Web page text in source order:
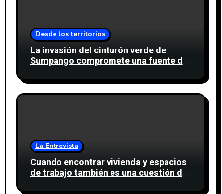
Desde los territorios
La invasión del cinturón verde de
Sumpango compromete una fuente de
La Entrevista
Cuando encontrar vivienda y espacios
de trabajo también es una cuestión de